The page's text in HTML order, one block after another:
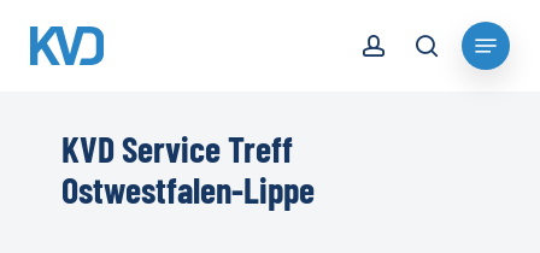
search
Menu
KVD Service Treff
Ostwestfalen-Lippe
Close